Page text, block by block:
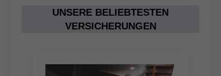
UNSERE BELIEBTESTEN
VERSICHERUNGEN